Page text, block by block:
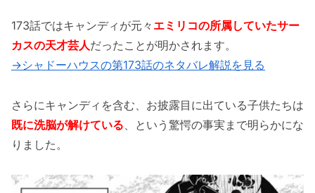
キャンディの過去が明らかに！」まとめ
173話ではキャンディが元々 エミリコの所属していたサー
カスの天才芸人だったことが明かされます。
→シャドーハウスの第173話のネタバレ解説を見る
さらにキャンディを含む、お披露目に出ている子供たちは
既に洗脳が解けている、という驚愕の事実まで明らかにな
りました。